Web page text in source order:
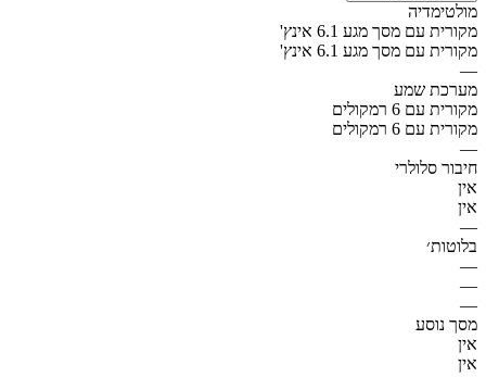
מולטימדיה
מקורית עם מסך מגע 6.1 אינץ'
מקורית עם מסך מגע 6.1 אינץ'
—
מערכת שמע
מקורית עם 6 רמקולים
מקורית עם 6 רמקולים
—
חיבור סלולרי
אין
אין
—
בלוטות׳
—
—
—
מסך נוסע
אין
אין